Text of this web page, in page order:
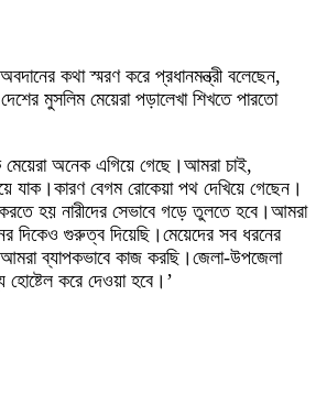
কথা স্মরণ করে প্রধানমন্ত্রী বলেছেন,
মুসলিম মেয়েরা পড়ালেখা শিখতে পারতো
অনেক এগিয়ে গেছে।আমরা চাই,
যাক।কারণ বেগম রোকেয়া পথ দেখিয়ে গেছেন।
হয় নারীদের সেভাবে গড়ে তুলতে হবে।আমরা
দিকেও গুরুত্ব দিয়েছি।মেয়েদের সব ধরনের
ব্যাপকভাবে কাজ করছি।জেলা-উপজেলা
হোষ্টেল করে দেওয়া হবে।’